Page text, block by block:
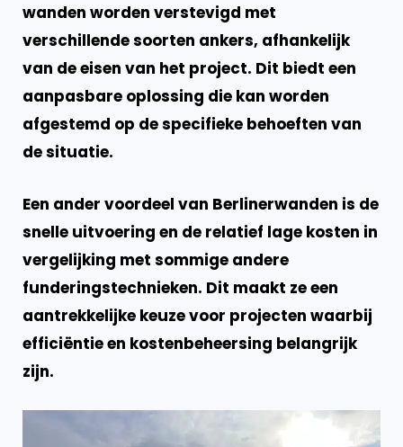
wanden worden verstevigd met
verschillende soorten ankers, afhankelijk
van de eisen van het project. Dit biedt een
aanpasbare oplossing die kan worden
afgestemd op de specifieke behoeften van
de situatie.
Een ander voordeel van Berlinerwanden is de
snelle uitvoering en de relatief lage kosten in
vergelijking met sommige andere
funderingstechnieken. Dit maakt ze een
aantrekkelijke keuze voor projecten waarbij
efficiëntie en kostenbeheersing belangrijk
zijn.